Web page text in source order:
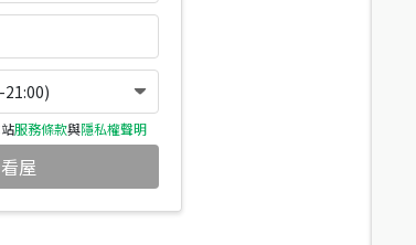
21:00)
服務條款與隱私權聲明
屋